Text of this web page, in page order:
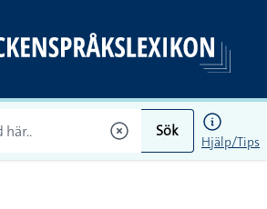
Sök
Hjälp/Tips